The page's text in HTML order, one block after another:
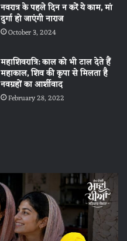
नवरात्र के पहले दिन न करें ये काम, मां
दुर्गा हो जाएंगी नाराज
October 3, 2024
महाशिवरात्रि: काल को भी टाल देते हैं
महाकाल, शिव की कृपा से मिलता है
नवग्रहों का आर्शीवाद
February 28, 2022